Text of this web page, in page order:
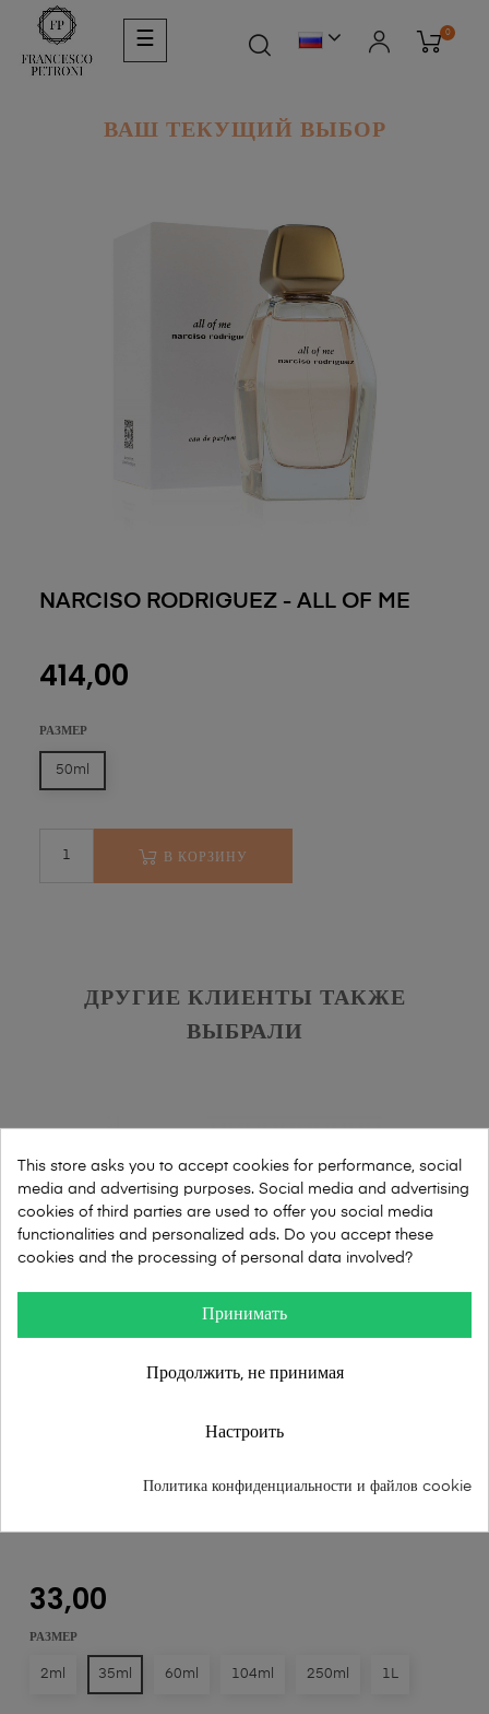
Toggle
navigation
☰ 0
ВАШ ТЕКУЩИЙ ВЫБОР
NARCISO RODRIGUEZ - ALL OF ME
414,00
РАЗМЕР
50ml
В КОРЗИНУ
ДРУГИЕ КЛИЕНТЫ ТАКЖЕ
ВЫБРАЛИ
33,00
РАЗМЕР
2ml 35ml 60ml 104ml 250ml 1L
This store asks you to accept cookies for performance, social
media and advertising purposes. Social media and advertising
cookies of third parties are used to offer you social media
functionalities and personalized ads. Do you accept these
cookies and the processing of personal data involved?
Принимать
Продолжить, не принимая
Настроить
Политика конфиденциальности и файлов cookie